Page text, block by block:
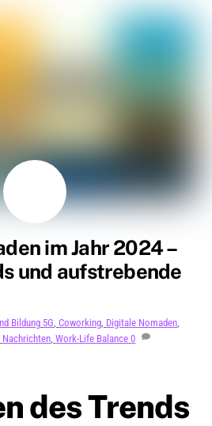
im Jahr 2024 –
und aufstrebende
Bildung 5G ,Coworking Digitale Nomaden
Nachrichten ,Work-Life Balance 0
des Trends